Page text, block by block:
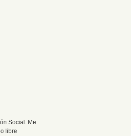
Social. Me
libre